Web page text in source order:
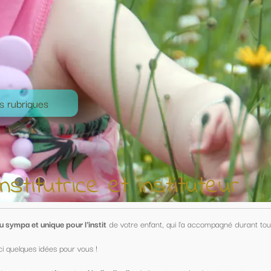
qui l'a accompagné durant toute une année !